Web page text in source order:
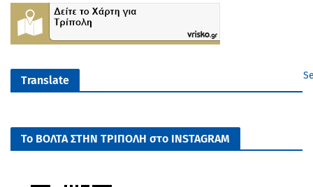
Translate
Το ΒΟΛΤΑ ΣΤΗΝ ΤΡΙΠΟΛΗ στο INSTAGRAM